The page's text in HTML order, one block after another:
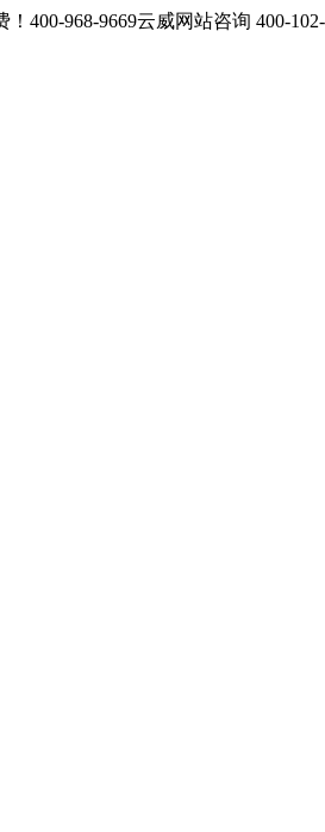
400-968-9669云威网站咨询 400-